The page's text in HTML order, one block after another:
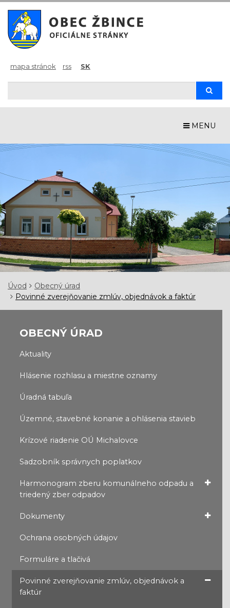
mapa stránok rss SK
MENU
Úvod
Obecný úrad
Povinné zverejňovanie zmlúv, objednávok a faktúr
OBECNÝ ÚRAD
Aktuality
Hlásenie rozhlasu a miestne oznamy
Úradná tabuľa
Územné, stavebné konanie a ohlásenia stavieb
Krízové riadenie OÚ Michalovce
Sadzobník správnych poplatkov
Harmonogram zberu komunálneho odpadu a
triedený zber odpadov
Dokumenty
Ochrana osobných údajov
Formuláre a tlačivá
Povinné zverejňovanie zmlúv, objednávok a
faktúr